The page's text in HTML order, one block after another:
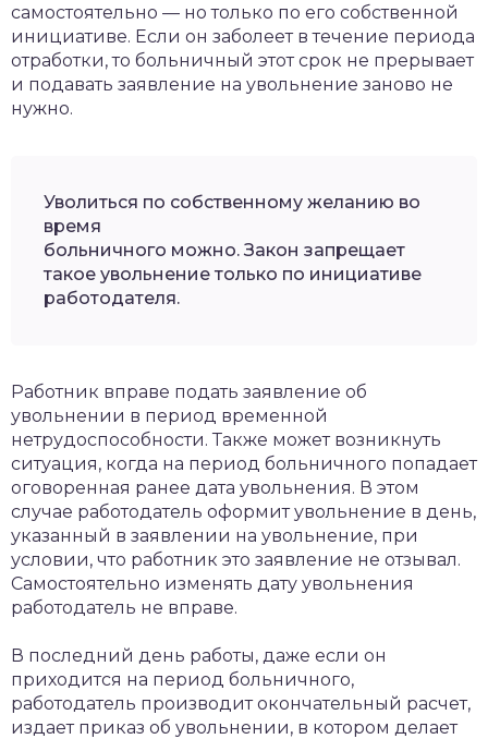
самостоятельно — но только по его собственной
инициативе. Если он заболеет в течение периода
отработки, то больничный этот срок не прерывает
и подавать заявление на увольнение заново не
нужно.
Уволиться по собственному желанию во
время
больничного можно. Закон запрещает
такое увольнение только по инициативе
работодателя.
Работник вправе подать заявление об
увольнении в период временной
нетрудоспособности. Также может возникнуть
ситуация, когда на период больничного попадает
оговоренная ранее дата увольнения. В этом
случае работодатель оформит увольнение в день,
указанный в заявлении на увольнение, при
условии, что работник это заявление не отзывал.
Самостоятельно изменять дату увольнения
работодатель не вправе.
В последний день работы, даже если он
приходится на период больничного,
работодатель производит окончательный расчет,
издает приказ об увольнении, в котором делает